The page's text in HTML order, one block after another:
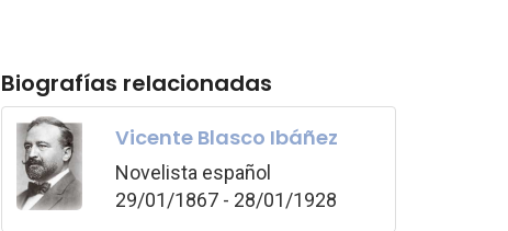
Biografías relacionadas
Vicente Blasco Ibáñez
Novelista español
29/01/1867 - 28/01/1928